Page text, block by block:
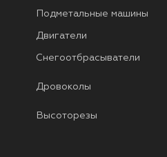
Подметальные машины
Двигатели
Снегоотбрасыватели
Дровоколы
Высоторезы